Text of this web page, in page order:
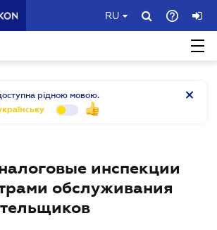
RU
рідною мовою.
инспекции
обслуживания